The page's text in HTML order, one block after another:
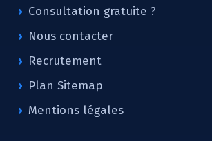
Consultation gratuite ?
Nous contacter
Recrutement
Plan Sitemap
Mentions légales